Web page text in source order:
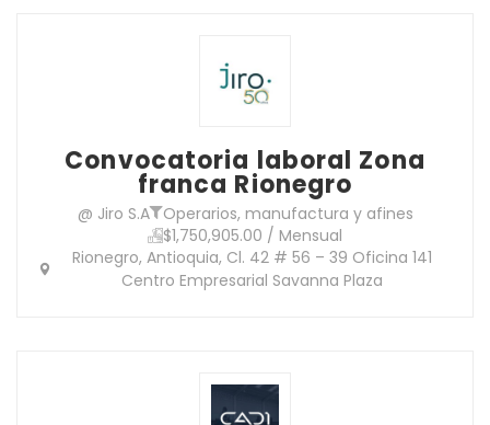
Convocatoria laboral Zona
franca Rionegro
@ Jiro S.A Operarios, manufactura y afines
$1,750,905.00 / Mensual
Rionegro, Antioquia, Cl. 42 # 56 – 39 Oficina 141
Centro Empresarial Savanna Plaza